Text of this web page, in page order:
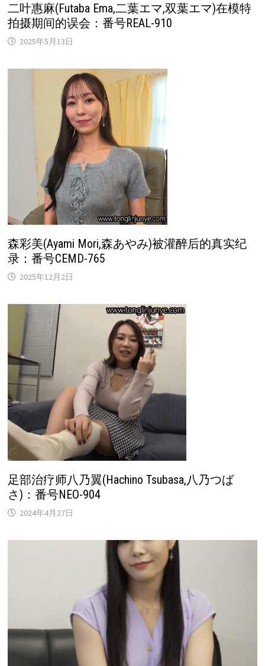
二叶惠麻(Futaba Ema,二葉エマ,双葉エマ)在模特
拍摄期间的误会：番号REAL-910
2025年5月13日
森彩美(Ayami Mori,森あやみ)被灌醉后的真实纪
录：番号CEMD-765
2025年12月2日
足部治疗师八乃翼(Hachino Tsubasa,八乃つば
さ)：番号NEO-904
2024年4月27日